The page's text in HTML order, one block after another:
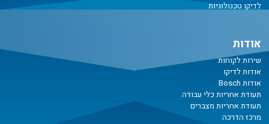
לדיקו טכנולוגיות
אודות
שירות לקוחות
אודות לדיקו
אודות Bosch
תעודת אחריות כלי עבודה
תעודת אחריות מצברים
מרכז הדרכה